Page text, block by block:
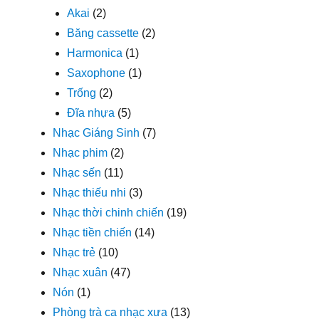
Akai (2)
Băng cassette (2)
Harmonica (1)
Saxophone (1)
Trống (2)
Đĩa nhựa (5)
Nhạc Giáng Sinh (7)
Nhạc phim (2)
Nhạc sến (11)
Nhạc thiếu nhi (3)
Nhạc thời chinh chiến (19)
Nhạc tiền chiến (14)
Nhạc trẻ (10)
Nhạc xuân (47)
Nón (1)
Phòng trà ca nhạc xưa (13)